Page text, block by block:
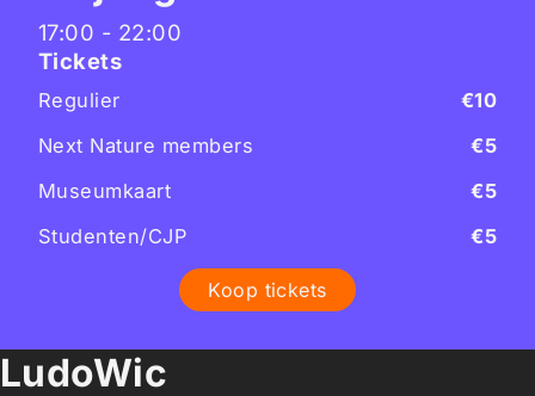
17:00 - 22:00
Tickets
Regulier
€10
Next Nature members
€5
Museumkaart
€5
Studenten/CJP
€5
Koop tickets
LudoWic